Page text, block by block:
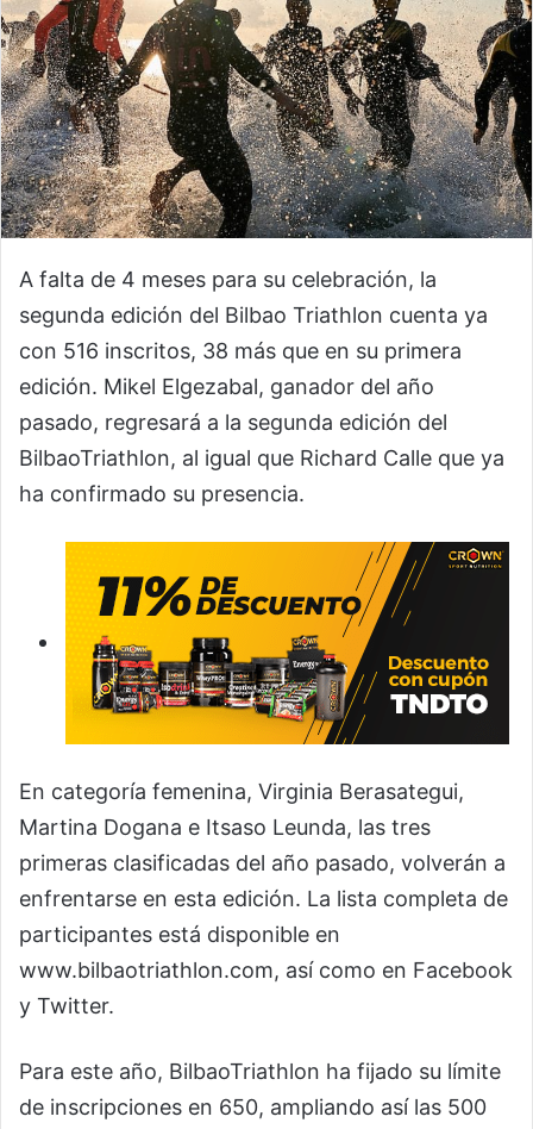
A falta de 4 meses para su celebración, la
segunda edición del Bilbao Triathlon cuenta ya
con 516 inscritos, 38 más que en su primera
edición. Mikel Elgezabal, ganador del año
pasado, regresará a la segunda edición del
BilbaoTriathlon, al igual que Richard Calle que ya
ha confirmado su presencia.
En categoría femenina, Virginia Berasategui,
Martina Dogana e Itsaso Leunda, las tres
primeras clasificadas del año pasado, volverán a
enfrentarse en esta edición. La lista completa de
participantes está disponible en
www.bilbaotriathlon.com, así como en Facebook
y Twitter.
Para este año, BilbaoTriathlon ha fijado su límite
de inscripciones en 650, ampliando así las 500